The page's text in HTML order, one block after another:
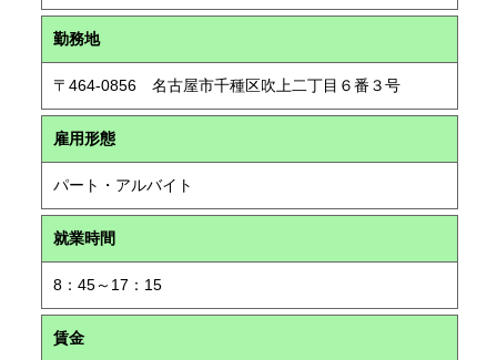
勤務地
〒464-0856 名古屋市千種区吹上二丁目６番３号
雇用形態
パート・アルバイト
就業時間
8：45～17：15
賃金